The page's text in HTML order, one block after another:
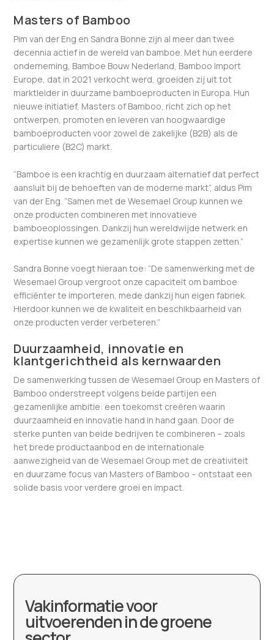
Masters of Bamboo
Pim van der Eng en Sandra Bonne zijn al meer dan twee
decennia actief in de wereld van bamboe. Met hun eerdere
onderneming, Bamboe Bouw Nederland, Bamboo Import
Europe, dat in 2021 verkocht werd, groeiden zij uit tot
marktleider in duurzame bamboeproducten in Europa. Hun
nieuwe initiatief, Masters of Bamboo, richt zich op het
ontwerpen, promoten en leveren van hoogwaardige
bamboeproducten voor zowel de zakelijke (B2B) als de
particuliere (B2C) markt.
“Bamboe is een krachtig en duurzaam alternatief dat perfect
aansluit bij de behoeften van de moderne markt”, aldus Pim
van der Eng. “Samen met de Wesemael Group kunnen we
onze producten combineren met innovatieve
bamboeoplossingen. Dankzij hun wereldwijde netwerk en
expertise kunnen we gezamenlijk grote stappen zetten.”
Sandra Bonne voegt hieraan toe: “De samenwerking met de
Wesemael Group vergroot onze capaciteit om bamboe
efficiënter te importeren, mede dankzij hun eigen fabriek.
Hierdoor kunnen we de kwaliteit en beschikbaarheid van
onze producten verder verbeteren.”
Duurzaamheid, innovatie en
klantgerichtheid als kernwaarden
De samenwerking tussen de Wesemael Group en Masters of
Bamboo onderstreept volgens beide partijen een
gezamenlijke ambitie: een toekomst creëren waarin
duurzaamheid en innovatie hand in hand gaan. Door de
sterke punten van beide bedrijven te combineren – zoals
het brede productaanbod en de internationale
aanwezigheid van de Wesemael Group met de creativiteit
en duurzame focus van Masters of Bamboo – ontstaat een
solide basis voor verdere groei en impact.
Vakinformatie voor
uitvoerenden in de groene